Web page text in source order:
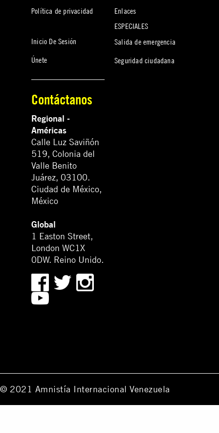
Política de privacidad
Inicio De Sesión
Únete
Enlaces
ESPECIALES
Salida de emergencia
Seguridad ciudadana
Contáctanos
Regional -
Américas
Calle Luz Saviñón
519, Colonia del
Valle Benito
Juárez, 03100.
Ciudad de México,
México
Global
1 Easton Street,
London WC1X
0DW. Reino Unido.
© 2021 Amnistía Internacional Venezuela